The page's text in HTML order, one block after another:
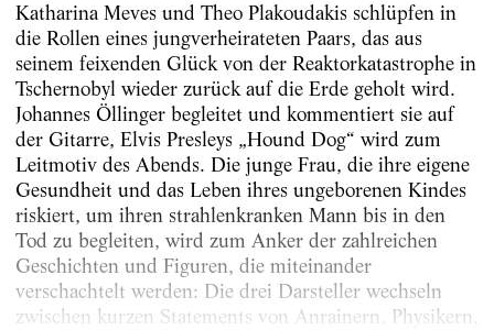
Katharina Meves und Theo Plakoudakis schlüpfen in
die Rollen eines jungverheirateten Paars, das aus
seinem feixenden Glück von der Reaktorkatastrophe in
Tschernobyl wieder zurück auf die Erde geholt wird.
Johannes Öllinger begleitet und kommentiert sie auf
der Gitarre, Elvis Presleys „Hound Dog“ wird zum
Leitmotiv des Abends. Die junge Frau, die ihre eigene
Gesundheit und das Leben ihres ungeborenen Kindes
riskiert, um ihren strahlenkranken Mann bis in den
Tod zu begleiten, wird zum Anker der zahlreichen
Geschichten und Figuren, die miteinander
verschachtelt werden: Die drei Darsteller wechseln
zwischen kurzen Statements von Anrainern, Physikern,